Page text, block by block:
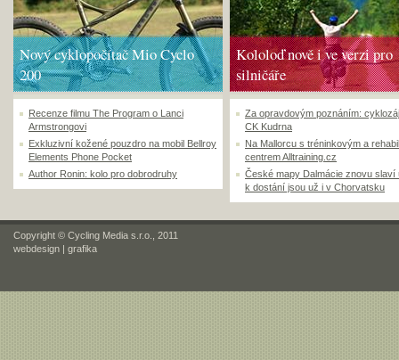
Nový cyklopočítač Mio Cyclo
200
Recenze filmu The Program o Lanci
Armstrongovi
Exkluzivní kožené pouzdro na mobil Bellroy
Elements Phone Pocket
Author Ronin: kolo pro dobrodruhy
Kololoď nově i ve verzi pro
silničáře
Za opravdovým poznáním:
CK Kudrna
Na Mallorcu s tréninkovým a
centrem Alltraining.cz
České mapy Dalmácie znovu slaví
k dostání jsou už i v Chorvatsku
Copyright © Cycling Media s.r.o., 2011
webdesign | grafika